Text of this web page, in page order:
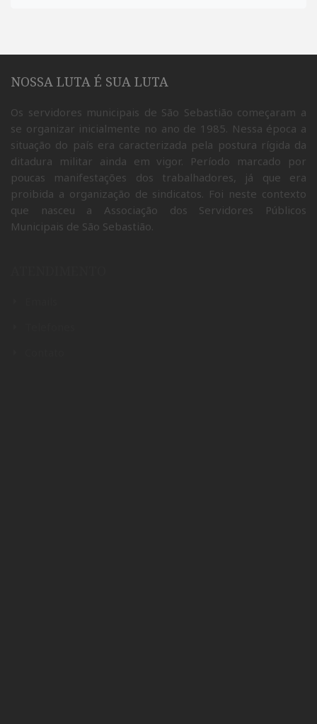
NOSSA LUTA É SUA LUTA
Os servidores municipais de São Sebastião começaram a
se organizar inicialmente no ano de 1985. Nessa época a
situação do país era caracterizada pela postura rígida da
ditadura militar ainda em vigor. Período marcado por
poucas manifestações dos trabalhadores, já que era
proibida a organização de sindicatos. Foi neste contexto
que nasceu a Associação dos Servidores Públicos
Municipais de São Sebastião.